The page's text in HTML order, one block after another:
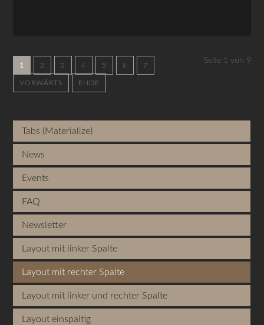
Seite 1 von 9
1 2 3 4 5 6 7
VORWÄRTS ENDE
Tabs (Materialize)
News
Events
FAQ
Newsletter
Layout mit linker Spalte
Layout mit rechter Spalte
Layout mit linker und rechter Spalte
Layout einspaltig